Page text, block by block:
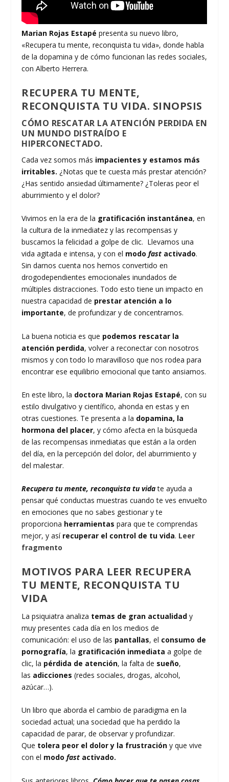
Marian Rojas Estapépresenta su nuevo libro,
«Recupera tu mente, reconquista tu vida», donde habla
de la dopamina y de cómo funcionan las redes sociales,
con Alberto Herrera.
RECUPERA TU MENTE,
RECONQUISTA TU VIDA. SINOPSIS
CÓMO RESCATAR LA ATENCIÓN PERDIDA EN
UN MUNDO DISTRAÍDO E
HIPERCONECTADO.
Cada vez somos más impacientes y estamos más
irritables. ¿Notas que te cuesta más prestar atención?
¿Has sentido ansiedad últimamente? ¿Toleras peor el
aburrimiento y el dolor?
Vivimos en la era de la gratificación instantánea, en
la cultura de la inmediatez y las recompensas y
buscamos la felicidad a golpe de clic. Llevamos una
vida agitada e intensa, y con el modofast activado.
Sin darnos cuenta nos hemos convertido en
drogodependientes emocionales inundados de
múltiples distracciones. Todo esto tiene un impacto en
nuestra capacidad de prestar atención a lo
importante, de profundizar y de concentrarnos.
La buena noticia es que podemos rescatar la
atención perdida, volver a reconectar con nosotros
mismos y con todo lo maravilloso que nos rodea para
encontrar ese equilibrio emocional que tanto ansiamos.
En este libro, la doctora Marian Rojas Estapé, con su
estilo divulgativo y científico, ahonda en estas y en
otras cuestiones. Te presenta a la dopamina, la
hormona del placer, y cómo afecta en la búsqueda
de las recompensas inmediatas que están a la orden
del día, en la percepción del dolor, del aburrimiento y
del malestar.
Recupera tu mente, reconquista tu vidate ayuda a
pensar qué conductas muestras cuando te ves envuelto
en emociones que no sabes gestionar y te
proporciona herramientaspara que te comprendas
mejor, y así recuperar el control de tu vida. Leer
fragmento
MOTIVOS PARA LEER RECUPERA
TU MENTE, RECONQUISTA TU
VIDA
La psiquiatra analiza temas de gran actualidad y
muy presentes cada día en los medios de
comunicación: el uso de las pantallas, el consumo de
pornografía, la gratificación inmediata a golpe de
clic, la pérdida de atención, la falta de sueño,
las adicciones (redes sociales, drogas, alcohol,
azúcar…).
Un libro que aborda el cambio de paradigma en la
sociedad actual; una sociedad que ha perdido la
capacidad de parar, de observar y profundizar.
Que tolera peor el dolor y la frustración y que vive
con el modofast activado.